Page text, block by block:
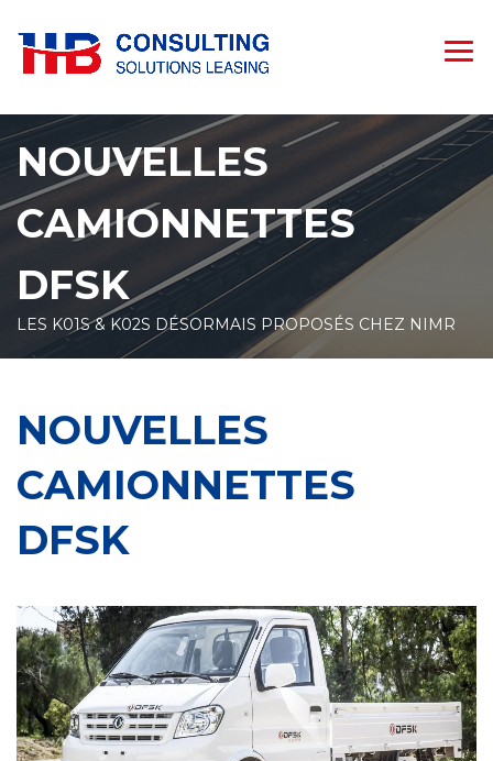
NOUVELLES
CAMIONNETTES
DFSK
LES K01S & K02S DÉSORMAIS PROPOSÉS CHEZ NIMR
NOUVELLES
CAMIONNETTES
DFSK